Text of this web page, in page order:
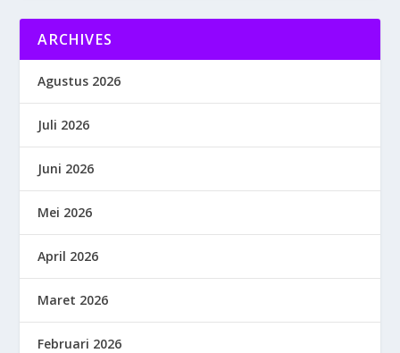
ARCHIVES
Agustus 2026
Juli 2026
Juni 2026
Mei 2026
April 2026
Maret 2026
Februari 2026